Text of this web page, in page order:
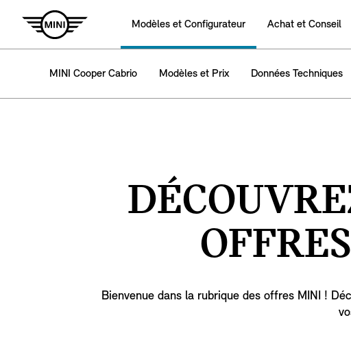
Modèles et Configurateur Achat et Conseil
MINI Cooper Cabrio Modèles et Prix Données Techniques
Bienvenue dans la rubrique des offres MINI !